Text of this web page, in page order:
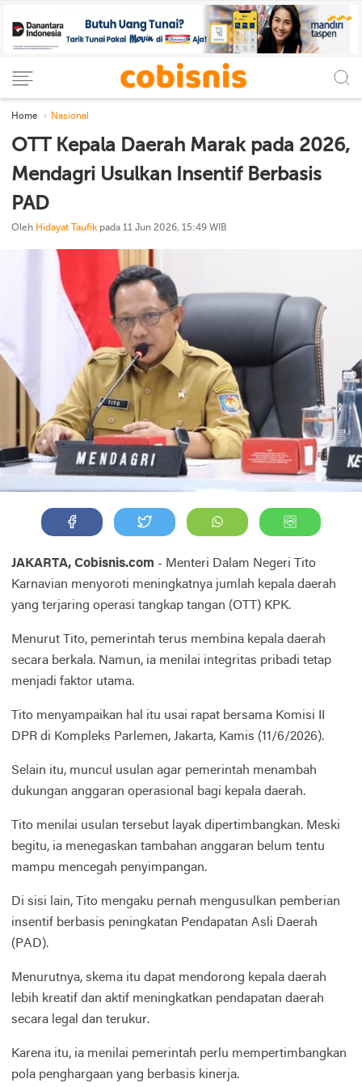
Home Nasional
OTT Kepala Daerah Marak pada 2026,
Mendagri Usulkan Insentif Berbasis
PAD
Oleh Hidayat Taufik pada 11 Jun 2026, 15:49 WIB
JAKARTA, Cobisnis.com - Menteri Dalam Negeri Tito
Karnavian menyoroti meningkatnya jumlah kepala daerah
yang terjaring operasi tangkap tangan (OTT) KPK.
Menurut Tito, pemerintah terus membina kepala daerah
secara berkala. Namun, ia menilai integritas pribadi tetap
menjadi faktor utama.
Tito menyampaikan hal itu usai rapat bersama Komisi II
DPR di Kompleks Parlemen, Jakarta, Kamis (11/6/2026).
Selain itu, muncul usulan agar pemerintah menambah
dukungan anggaran operasional bagi kepala daerah.
Tito menilai usulan tersebut layak dipertimbangkan. Meski
begitu, ia menegaskan tambahan anggaran belum tentu
mampu mencegah penyimpangan.
Di sisi lain, Tito mengaku pernah mengusulkan pemberian
insentif berbasis peningkatan Pendapatan Asli Daerah
(PAD).
Menurutnya, skema itu dapat mendorong kepala daerah
lebih kreatif dan aktif meningkatkan pendapatan daerah
secara legal dan terukur.
Karena itu, ia menilai pemerintah perlu mempertimbangkan
pola penghargaan yang berbasis kinerja.